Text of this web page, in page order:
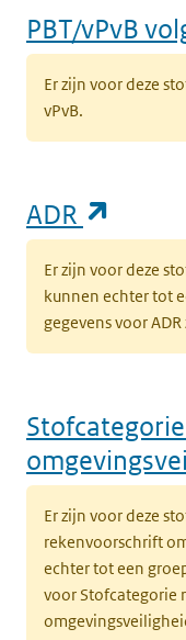
PBT/vPvB
Er zijn voor deze
vPvB.
ADR
Er zijn voor deze
kunnen echter tot
gegevens voor
Er zijn voor deze
rekenvoorschrift
echter tot een
voor Stofcategorie